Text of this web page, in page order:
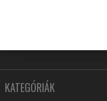
KATEGÓRIÁK